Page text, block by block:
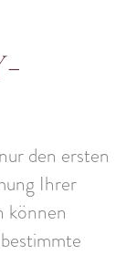
den ersten
Ihrer
können